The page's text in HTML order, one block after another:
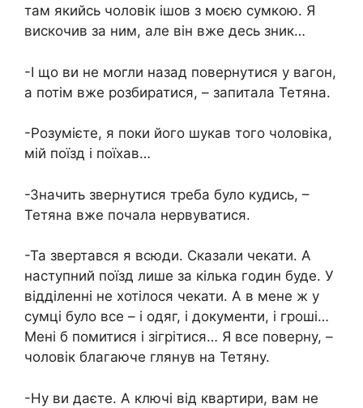
там якийсь чоловік ішов з моєю сумкою. Я
вискочив за ним, але він вже десь зник…
-І що ви не могли назад повернутися у вагон,
а потім вже розбиратися, – запитала Тетяна.
-Розумієте, я поки його шукав того чоловіка,
мій поїзд і поїхав…
-Значить звернутися треба було кудись, –
Тетяна вже почала нервуватися.
-Та звертався я всюди. Сказали чекати. А
наступний поїзд лише за кілька годин буде. У
відділенні не хотілося чекати. А в мене ж у
сумці було все – і одяг, і документи, і гроші…
Мені б помитися і зігрітися… Я все поверну, –
чоловік благаюче глянув на Тетяну.
-Ну ви даєте. А ключі від квартири, вам не